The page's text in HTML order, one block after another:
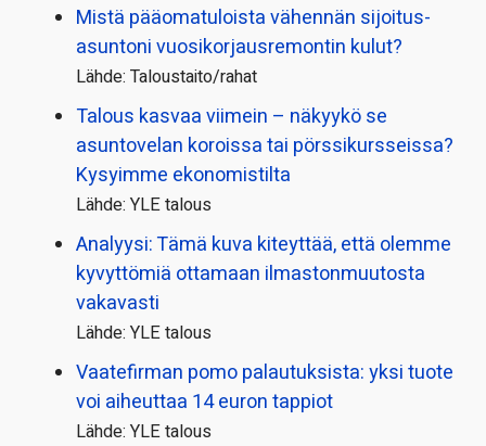
Mistä pääoma­tuloista vähennän sijoitus­
asuntoni vuosikorjaus­remontin kulut?
Lähde: Taloustaito/rahat
Talous kasvaa viimein – näkyykö se
asuntovelan koroissa tai pörssi­kursseissa?
Kysyimme ekonomistilta
Lähde: YLE talous
Analyysi: Tämä kuva kiteyttää, että olemme
kyvyttömiä ottamaan ilmaston­muutosta
vakavasti
Lähde: YLE talous
Vaatefirman pomo palautuksista: yksi tuote
voi aiheuttaa 14 euron tappiot
Lähde: YLE talous